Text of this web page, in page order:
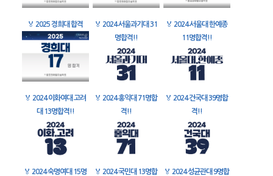
🏅 2025 경희대 합격 🏅 2024 서울과기대 31
명합격!!
🏅 2024 서울대 한예종
11명합격!!
🏅 2024 이화여대 고려
대 13명합격!!
🏅 2024 홍익대 71명합
격!!
🏅 2024 건국대 39명합
격!!
🏅 2024 숙명여대 15명
🏅 2024 국민대 13명합
🏅 2024 성균관대 9명합